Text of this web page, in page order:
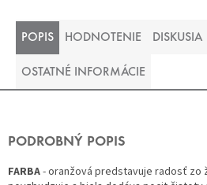
POPIS HODNOTENIE DISKUSIA
OSTATNÉ INFORMÁCIE
PODROBNÝ POPIS
FARBA- oranžová predstavuje radosť zo